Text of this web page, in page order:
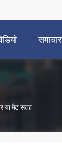
समाचार
या मैट सतह